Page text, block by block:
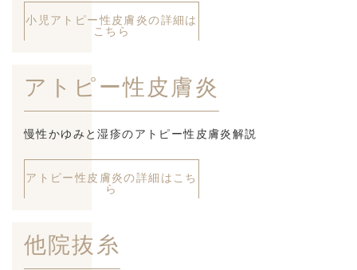
小児アトピー性皮膚炎の詳細は
こちら
アトピー性皮膚炎
慢性かゆみと湿疹のアトピー性皮膚炎解説
アトピー性皮膚炎の詳細はこち
ら
他院抜糸